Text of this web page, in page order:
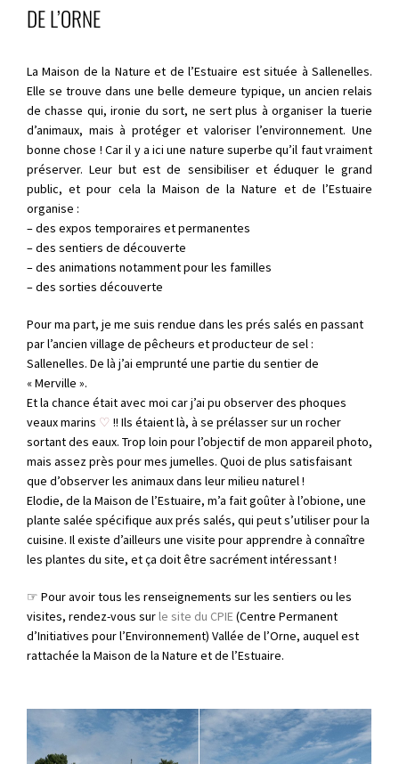
DE L’ORNE
La Maison de la Nature et de l’Estuaire est située à Sallenelles.
Elle se trouve dans une belle demeure typique, un ancien relais
de chasse qui, ironie du sort, ne sert plus à organiser la tuerie
d’animaux, mais à protéger et valoriser l’environnement. Une
bonne chose ! Car il y a ici une nature superbe qu’il faut vraiment
préserver. Leur but est de sensibiliser et éduquer le grand
public, et pour cela la Maison de la Nature et de l’Estuaire
organise :
– des expos temporaires et permanentes
– des sentiers de découverte
– des animations notamment pour les familles
– des sorties découverte
Pour ma part, je me suis rendue dans les prés salés en passant
par l’ancien village de pêcheurs et producteur de sel :
Sallenelles. De là j’ai emprunté une partie du sentier de
« Merville ».
Et la chance était avec moi car j’ai pu observer des phoques
veaux marins ♡ !! Ils étaient là, à se prélasser sur un rocher
sortant des eaux. Trop loin pour l’objectif de mon appareil photo,
mais assez près pour mes jumelles. Quoi de plus satisfaisant
que d’observer les animaux dans leur milieu naturel !
Elodie, de la Maison de l’Estuaire, m’a fait goûter à l’obione, une
plante salée spécifique aux prés salés, qui peut s’utiliser pour la
cuisine. Il existe d’ailleurs une visite pour apprendre à connaître
les plantes du site, et ça doit être sacrément intéressant !
☞ Pour avoir tous les renseignements sur les sentiers ou les
visites, rendez-vous surle site du CPIE(Centre Permanent
d’Initiatives pour l’Environnement) Vallée de l’Orne, auquel est
rattachée la Maison de la Nature et de l’Estuaire.